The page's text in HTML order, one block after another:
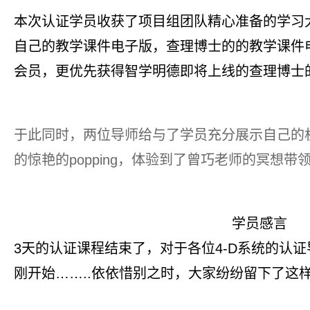
本次认证学员收获了项目组团队精心准备的学
自己的教学课件电子版，查理博士的的教学课
会员，更优先获得智学明德即将上线的查理博士
于此同时，两位导师给与了学员充分展示自己
的惊艳的popping，体验到了曾巧老师的冥想带
学员感言
3天的认证课程结束了，对于各位4-D系统的认
刚开始……..依依惜别之时，大家纷纷留下了这